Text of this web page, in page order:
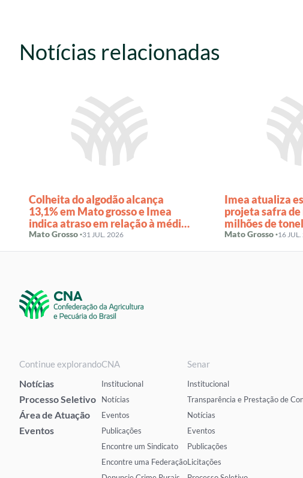
Notícias relacionadas
Colheita do algodão alcança
13,1% em Mato grosso e Imea
indica atraso em relação à média
histórica
Mato Grosso ·31 JUL. 2026
Imea atualiza
projeta safra
milhões de
Mato Grosso ·16
Continue explorando
Notícias
Processo Seletivo
Área de Atuação
Eventos
CNA
Institucional
Notícias
Eventos
Publicações
Encontre um Sindicato
Encontre uma Federação
Senar
Institucional
Transparência e Prestação de
Notícias
Eventos
Publicações
Licitações